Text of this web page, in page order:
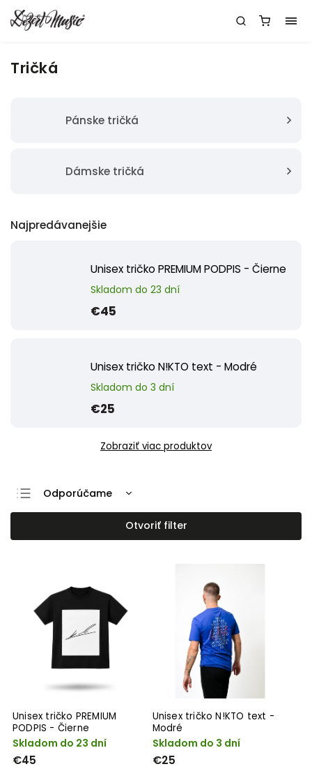
Tričká
Pánske tričká
Dámske tričká
Najpredávanejšie
Unisex tričko PREMIUM PODPIS - Čierne
Skladom do 23 dní
€45
Unisex tričko N!KTO text - Modré
Skladom do 3 dní
€25
Zobraziť viac produktov
Odporúčame
Najlacnejšie
Najdrahšie
Otvoriť filter
Unisex tričko PREMIUM
PODPIS - Čierne
Skladom do 23 dní
€45
Unisex tričko N!KTO text -
Modré
Skladom do 3 dní
€25